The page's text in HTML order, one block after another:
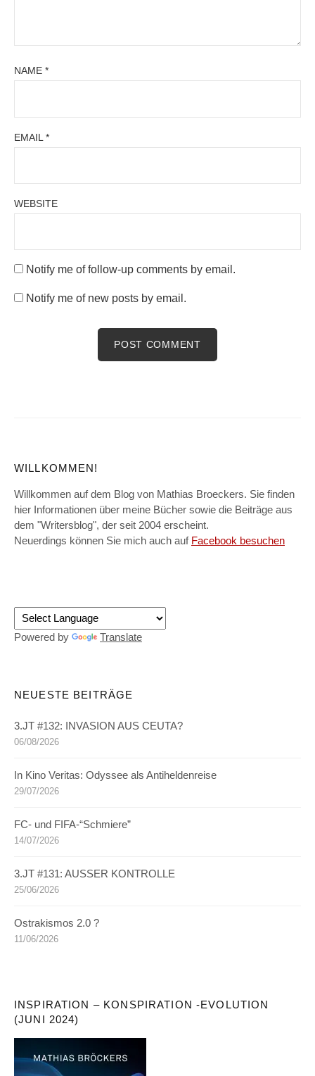
NAME *
EMAIL *
WEBSITE
Notify me of follow-up comments by email.
Notify me of new posts by email.
WILLKOMMEN!
Willkommen auf dem Blog von Mathias Broeckers. Sie finden
hier Informationen über meine Bücher sowie die Beiträge aus
dem "Writersblog", der seit 2004 erscheint.
Neuerdings können Sie mich auch auf Facebook besuchen
Powered by Translate
NEUESTE BEITRÄGE
3.JT #132: INVASION AUS CEUTA?
06/08/2026
In Kino Veritas: Odyssee als Antiheldenreise
29/07/2026
FC- und FIFA-“Schmiere”
14/07/2026
3.JT #131: AUSSER KONTROLLE
25/06/2026
Ostrakismos 2.0 ?
11/06/2026
INSPIRATION – KONSPIRATION -EVOLUTION
(JUNI 2024)